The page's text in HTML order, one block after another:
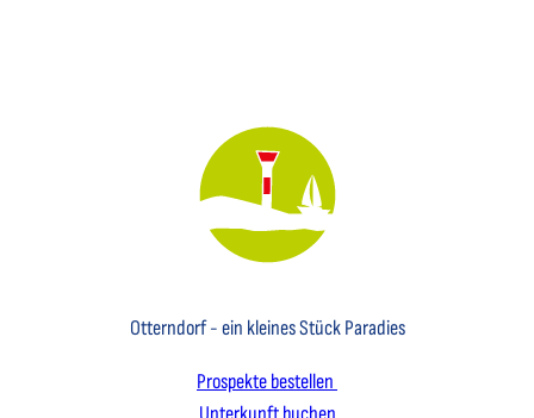
Otterndorf - ein kleines Stück Paradies
Prospekte bestellen